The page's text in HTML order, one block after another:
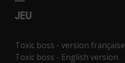
JEU
Toxic boss - version française
Toxic boss - English version